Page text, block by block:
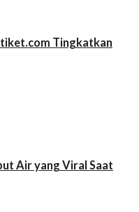
Tingkatkan
Air yang Viral Saat